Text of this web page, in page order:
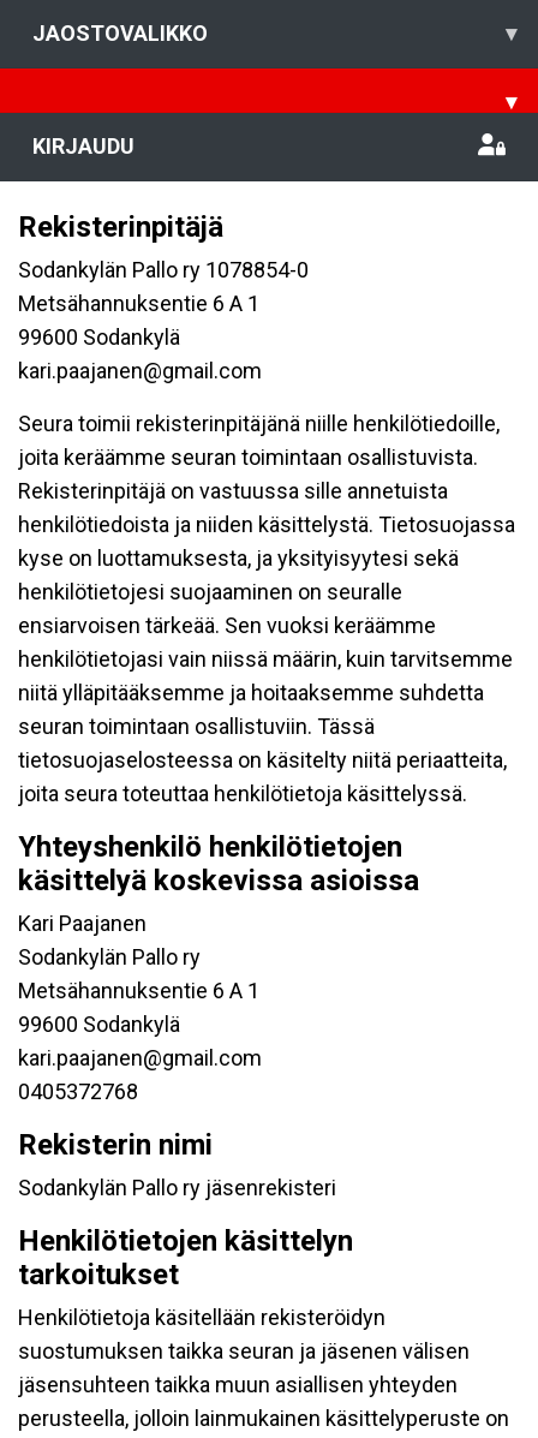
JAOSTOVALIKKO ▾
▾
KIRJAUDU
Rekisterinpitäjä
Sodankylän Pallo ry 1078854-0
Metsähannuksentie 6 A 1
99600 Sodankylä
kari.paajanen@gmail.com
Seura toimii rekisterinpitäjänä niille henkilötiedoille,
joita keräämme seuran toimintaan osallistuvista.
Rekisterinpitäjä on vastuussa sille annetuista
henkilötiedoista ja niiden käsittelystä. Tietosuojassa
kyse on luottamuksesta, ja yksityisyytesi sekä
henkilötietojesi suojaaminen on seuralle
ensiarvoisen tärkeää. Sen vuoksi keräämme
henkilötietojasi vain niissä määrin, kuin tarvitsemme
niitä ylläpitääksemme ja hoitaaksemme suhdetta
seuran toimintaan osallistuviin. Tässä
tietosuojaselosteessa on käsitelty niitä periaatteita,
joita seura toteuttaa henkilötietoja käsittelyssä.
Yhteyshenkilö henkilötietojen
käsittelyä koskevissa asioissa
Kari Paajanen
Sodankylän Pallo ry
Metsähannuksentie 6 A 1
99600 Sodankylä
kari.paajanen@gmail.com
0405372768
Rekisterin nimi
Sodankylän Pallo ry jäsenrekisteri
Henkilötietojen käsittelyn
tarkoitukset
Henkilötietoja käsitellään rekisteröidyn
suostumuksen taikka seuran ja jäsenen välisen
jäsensuhteen taikka muun asiallisen yhteyden
perusteella, jolloin lainmukainen käsittelyperuste on